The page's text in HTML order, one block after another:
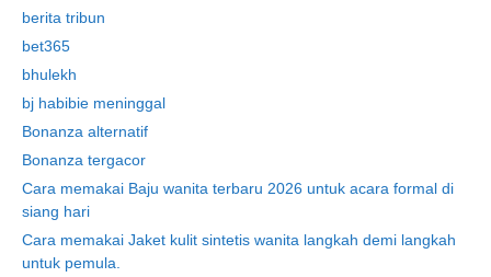
berita tribun
bet365
bhulekh
bj habibie meninggal
Bonanza alternatif
Bonanza tergacor
Cara memakai Baju wanita terbaru 2026 untuk acara formal di
siang hari
Cara memakai Jaket kulit sintetis wanita langkah demi langkah
untuk pemula.